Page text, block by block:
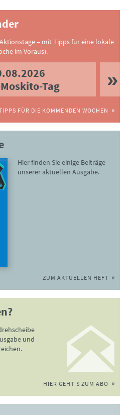
– mit Tipps für eine lokale
im Voraus).
Tag
FÜR DIE KOMMENDEN WOCHEN
Hier finden Sie einige Beiträge
unserer aktuellen Ausgabe.
ZUM AKTUELLEN HEFT
und
HIER GEHT'S ZUM ABO